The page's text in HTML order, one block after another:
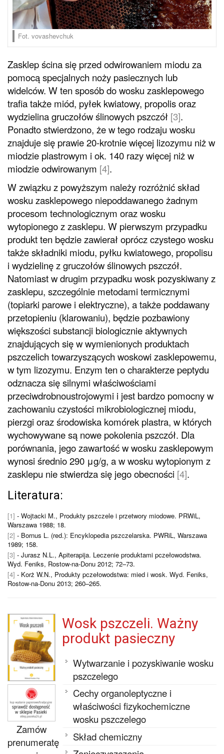
Fot. vovashevchuk
Zasklep ścina się przed odwirowaniem miodu za
pomocą specjalnych noży pasiecznych lub
widelców. W ten sposób do wosku zasklepowego
trafia także miód, pyłek kwiatowy, propolis oraz
wydzielina gruczołów ślinowych pszczół [3].
Ponadto stwierdzono, że w tego rodzaju wosku
znajduje się prawie 20-krotnie więcej lizozymu niż w
miodzie plastrowym i ok. 140 razy więcej niż w
miodzie odwirowanym [4].
W związku z powyższym należy rozróżnić skład
wosku zasklepowego niepoddawanego żadnym
procesom technologicznym oraz wosku
wytopionego z zasklepu. W pierwszym przypadku
produkt ten będzie zawierał oprócz czystego wosku
także składniki miodu, pyłku kwiatowego, propolisu
i wydzielinę z gruczołów ślinowych pszczół.
Natomiast w drugim przypadku wosk pozyskiwany z
zasklepu, szczególnie metodami termicznymi
(topiarki parowe i elektryczne), a także poddawany
przetopieniu (klarowaniu), będzie pozbawiony
większości substancji biologicznie aktywnych
znajdujących się w wymienionych produktach
pszczelich towarzyszących woskowi zasklepowemu,
w tym lizozymu. Enzym ten o charakterze peptydu
odznacza się silnymi właściwościami
przeciwdrobnoustrojowymi i jest bardzo pomocny w
zachowaniu czystości mikrobiologicznej miodu,
pierzgi oraz środowiska komórek plastra, w których
wychowywane są nowe pokolenia pszczół. Dla
porównania, jego zawartość w wosku zasklepowym
wynosi średnio 290 μg/g, a w wosku wytopionym z
zasklepu nie stwierdza się jego obecności [4].
Literatura:
[1] - Wojtacki M., Produkty pszczele i przetwory miodowe. PRWiL,
Warszawa 1988; 18.
[2] - Bornus L. (red.): Encyklopedia pszczelarska. PWRiL, Warszawa
1989; 158.
[3] - Jurasz N.L., Apiterapija. Leczenie produktami pczełowodstwa.
Wyd. Feniks, Rostow-na-Donu 2012; 72–73.
[4] - Korż W.N., Produkty pczełowodstwa: mied i wosk. Wyd. Feniks,
Rostow-na-Donu 2013; 260–265.
Zamów
prenumeratę
Wosk pszczeli. Ważny
produkt pasieczny
Wytwarzanie i pozyskiwanie wosku
pszczelego
Cechy organoleptyczne i
właściwości fizykochemiczne
wosku pszczelego
Skład chemiczny